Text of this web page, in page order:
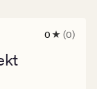
0
0 (0)